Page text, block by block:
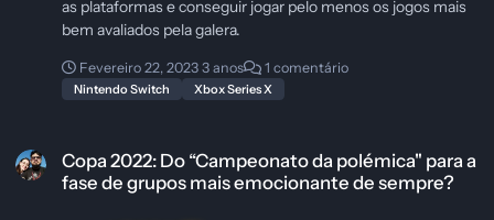
as plataformas e conseguir jogar pelo menos os jogos mais
bem avaliados pela galera.
Fevereiro 22, 2023 3 anos 1 comentário
Nintendo Switch Xbox Series X
Copa 2022: Do “Campeonato da polémica" para a
fase de grupos mais emocionante de sempre?